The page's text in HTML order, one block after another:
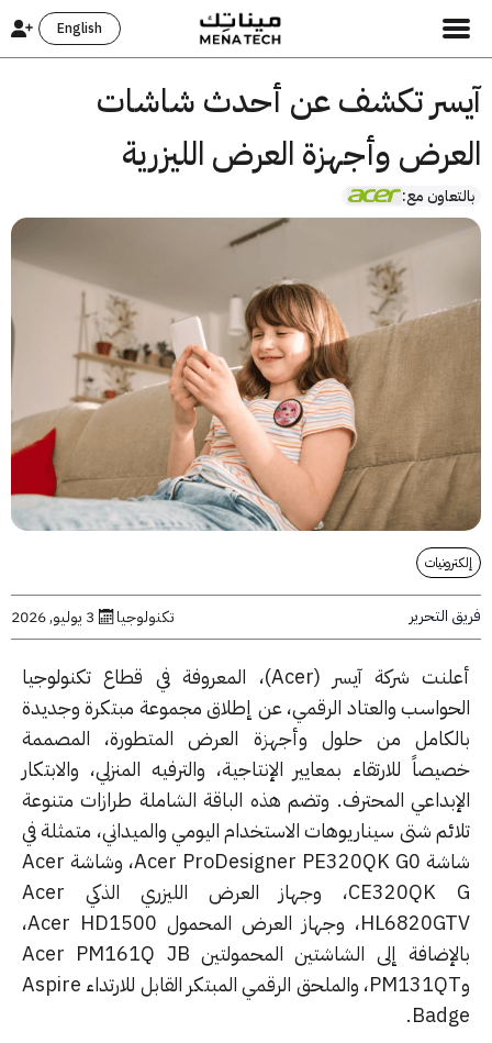
English
تكشف عن أحدث شاشات
وأجهزة العرض الليزرية
مع:
تكنولوجيا 3 يوليو, 2026
أعلنت شركة آيسر (Acer)، المعروفة في قطاع تكنولوجيا
والعتاد الرقمي، عن إطلاق مجموعة مبتكرة وجديدة
من حلول وأجهزة العرض المتطورة، المصممة
للارتقاء بمعايير الإنتاجية، والترفيه المنزلي، والابتكار
المحترف. وتضم هذه الباقة الشاملة طرازات متنوعة
شتى سيناريوهات الاستخدام اليومي والميداني، متمثلة في
شاشة Acer ProDesigner PE320QK G0، وشاشة Acer
CE320QK G، وجهاز العرض الليزري الذكي Acer
HL6820GTV، وجهاز العرض المحمول Acer HD1500،
بالإضافة إلى الشاشتين المحمولتين Acer PM161Q JB
وPM131QT، والملحق الرقمي المبتكر القابل للارتداء Aspire